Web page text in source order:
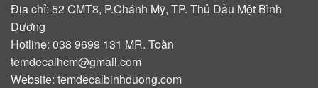
Địa chỉ: 52 CMT8, P.Chánh Mỹ, TP. Thủ Dầu Một Bình
Dương
Hotline: 038 9699 131 MR. Toàn
temdecalhcm@gmail.com
Website: temdecalbinhduong.com